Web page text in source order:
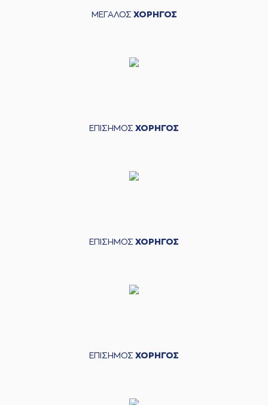
ΜΕΓΑΛΟΣ ΧΟΡΗΓΟΣ
ΕΠΙΣΗΜΟΣ ΧΟΡΗΓΟΣ
ΕΠΙΣΗΜΟΣ ΧΟΡΗΓΟΣ
ΕΠΙΣΗΜΟΣ ΧΟΡΗΓΟΣ